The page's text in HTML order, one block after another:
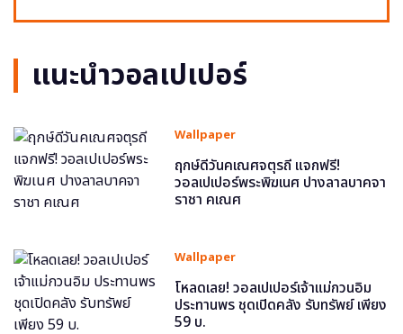
แนะนำวอลเปเปอร์
Wallpaper
ฤกษ์ดีวันคเณศจตุรถี แจกฟรี!
วอลเปเปอร์พระพิฆเนศ ปางลาลบาคจา
ราชา คเณศ
Wallpaper
โหลดเลย! วอลเปเปอร์เจ้าแม่กวนอิม
ประทานพร ชุดเปิดคลัง รับทรัพย์ เพียง
59 บ.